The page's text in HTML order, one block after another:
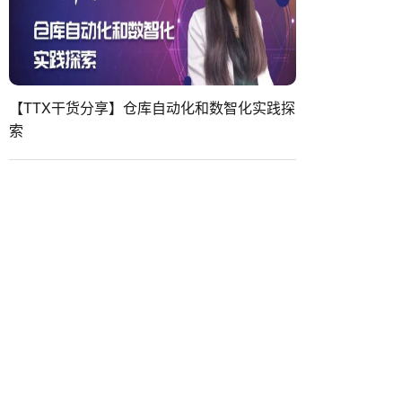
【TTX干货分享】仓库自动化和数智化实践探
索